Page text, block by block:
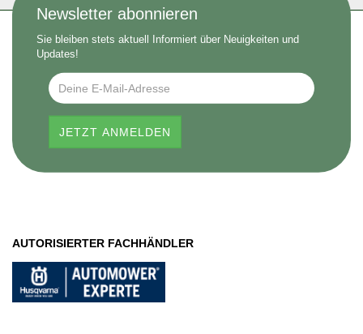
Newsletter abonnieren
Sie bleiben stets aktuell Informiert über Neuigkeiten und
Updates!
AUTORISIERTER FACHHÄNDLER